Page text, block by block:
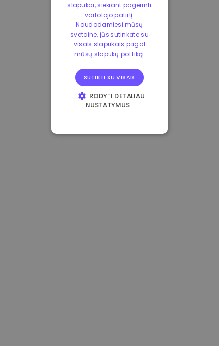
slapukai, siekiant pagerinti
vartotojo patirtį.
Naudodamiesi mūsų
svetaine, jūs sutinkate su
visais slapukais pagal
mūsų slapukų politiką.
SUTIKTI SU VISAIS
RODYTI DETALIAU
NUSTATYMUS